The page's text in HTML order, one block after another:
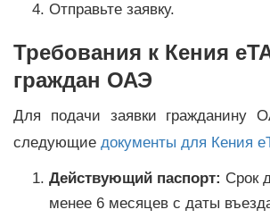
Отправьте заявку.
Требования к Кения
граждан ОАЭ
Для подачи заявки гражданину
следующие документы для Кения
Действующий паспорт: Срок
менее 6 месяцев с даты